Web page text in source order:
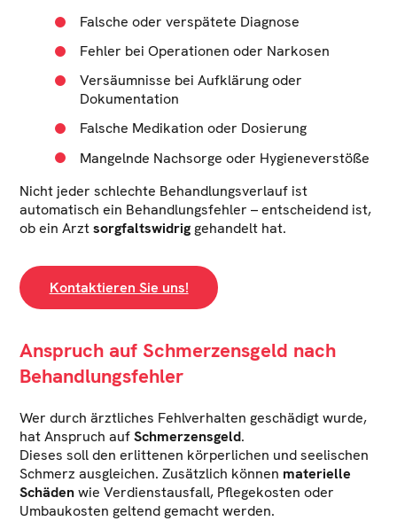
Falsche oder verspätete Diagnose
Fehler bei Operationen oder Narkosen
Versäumnisse bei Aufklärung oder
Dokumentation
Falsche Medikation oder Dosierung
Mangelnde Nachsorge oder Hygieneverstöße
Nicht jeder schlechte Behandlungsverlauf ist
automatisch ein Behandlungsfehler – entscheidend ist,
ob ein Arztsorgfaltswidrig gehandelt hat.
Kontaktieren Sie uns!
Anspruch auf Schmerzensgeld nach
Behandlungsfehler
Wer durch ärztliches Fehlverhalten geschädigt wurde,
hat Anspruch aufSchmerzensgeld.
Dieses soll den erlittenen körperlichen und seelischen
Schmerz ausgleichen. Zusätzlich können materielle
Schädenwie Verdienstausfall, Pflegekosten oder
Umbaukosten geltend gemacht werden.